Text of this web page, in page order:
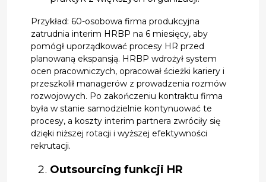
Przykład: 60-osobowa firma produkcyjna
zatrudnia interim HRBP na 6 miesięcy, aby
pomógł uporządkować procesy HR przed
planowaną ekspansją. HRBP wdrożył system
ocen pracowniczych, opracował ścieżki kariery i
przeszkolił managerów z prowadzenia rozmów
rozwojowych. Po zakończeniu kontraktu firma
była w stanie samodzielnie kontynuować te
procesy, a koszty interim partnera zwróciły się
dzięki niższej rotacji i wyższej efektywności
rekrutacji.
Outsourcing funkcji HR